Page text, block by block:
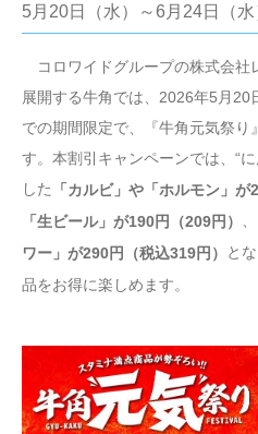
5月20日（水）～6月24日（水
コロワイドグループの株式会社
展開する牛角では、2026年5月20
での期間限定で、『牛角元気祭り
す。本割引キャンペーンでは、“
した
「カルビ」や「ホルモン」が
「生ビール」が190円（209円）
ワー」が290円（税込319円）
と
品をお得に楽しめます。